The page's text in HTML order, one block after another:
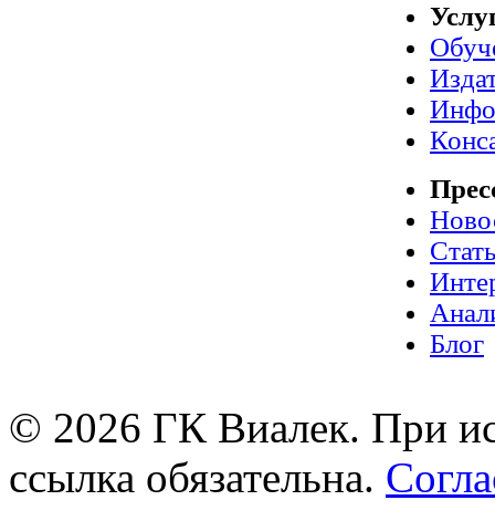
Блог
© 2026 ГК Виалек. При
ссылка обязательна.